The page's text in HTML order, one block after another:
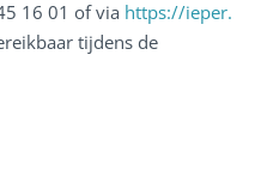
16 01 of via https://ieper.
tijdens de